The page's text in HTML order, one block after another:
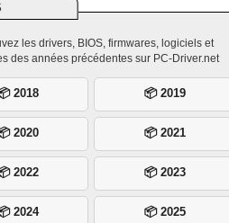
les drivers, BIOS, firmwares, logiciels et
des années précédentes sur PC-Driver.net
2018 📦 2019
2020 📦 2021
2022 📦 2023
2024 📦 2025